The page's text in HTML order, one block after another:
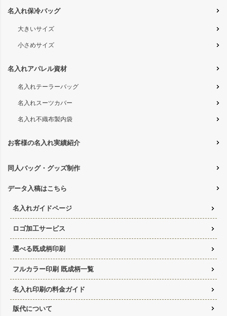
名入れ保冷バッグ
大きいサイズ
小さめサイズ
名入れアパレル資材
名入れテーラーバッグ
名入れスーツカバー
名入れ不織布製内袋
お客様の名入れ実績紹介
同人バッグ・グッズ制作
データ入稿はこちら
名入れガイドページ
ロゴ加工サービス
選べる既成柄印刷
フルカラー印刷 既成柄一覧
名入れ印刷の料金ガイド
版代について